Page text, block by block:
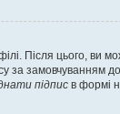
Після цього, ви
замовчуванням
підпис в формі